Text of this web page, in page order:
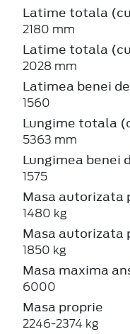
Latime totala
2180 mm
Latime totala
2028 mm
Latimea benei
1560
Lungime totala
5363 mm
Lungimea benei
1575
Masa autorizata
1480 kg
Masa autorizata
1850 kg
Masa maxima
6000
Masa proprie
2246-2374 kg